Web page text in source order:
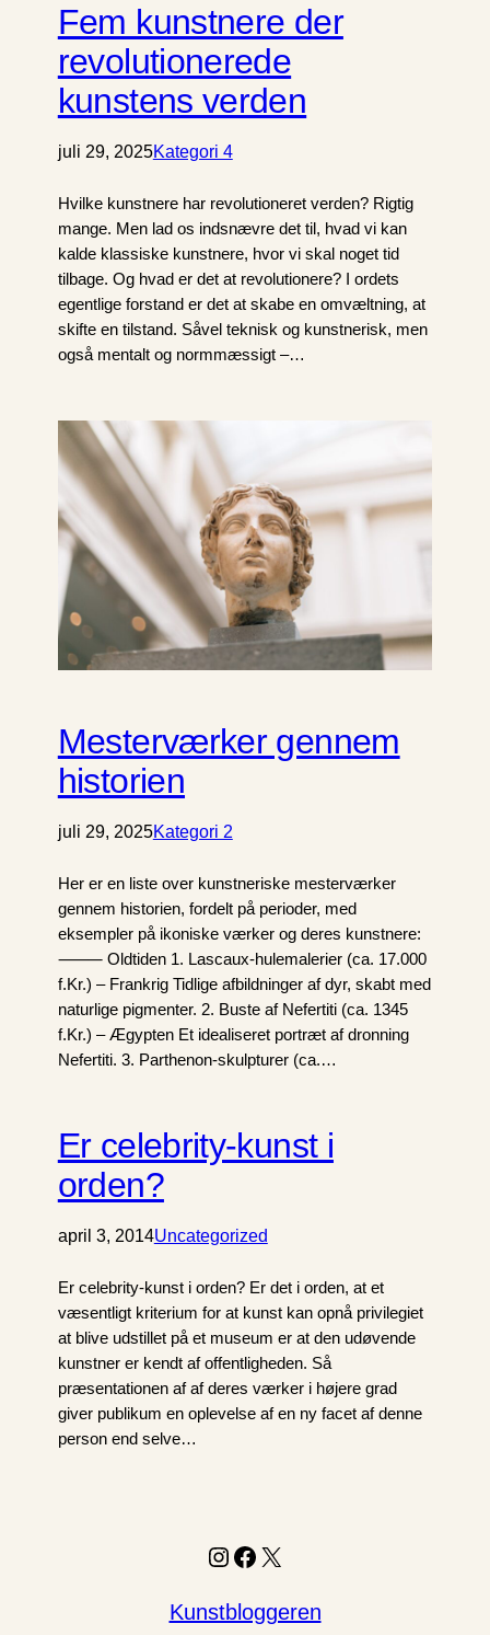
Fem kunstnere der
revolutionerede
kunstens verden
juli 29, 2025Kategori 4
Hvilke kunstnere har revolutioneret verden? Rigtig
mange. Men lad os indsnævre det til, hvad vi kan
kalde klassiske kunstnere, hvor vi skal noget tid
tilbage. Og hvad er det at revolutionere? I ordets
egentlige forstand er det at skabe en omvæltning, at
skifte en tilstand. Såvel teknisk og kunstnerisk, men
også mentalt og normmæssigt –…
Mesterværker gennem
historien
juli 29, 2025Kategori 2
Her er en liste over kunstneriske mesterværker
gennem historien, fordelt på perioder, med
eksempler på ikoniske værker og deres kunstnere:
⸻ Oldtiden 1. Lascaux-hulemalerier (ca. 17.000
f.Kr.) – Frankrig Tidlige afbildninger af dyr, skabt med
naturlige pigmenter. 2. Buste af Nefertiti (ca. 1345
f.Kr.) – Ægypten Et idealiseret portræt af dronning
Nefertiti. 3. Parthenon-skulpturer (ca.…
Er celebrity-kunst i
orden?
april 3, 2014Uncategorized
Er celebrity-kunst i orden? Er det i orden, at et
væsentligt kriterium for at kunst kan opnå privilegiet
at blive udstillet på et museum er at den udøvende
kunstner er kendt af offentligheden. Så
præsentationen af af deres værker i højere grad
giver publikum en oplevelse af en ny facet af denne
person end selve…
Instagram
Facebook
X
Kunstbloggeren